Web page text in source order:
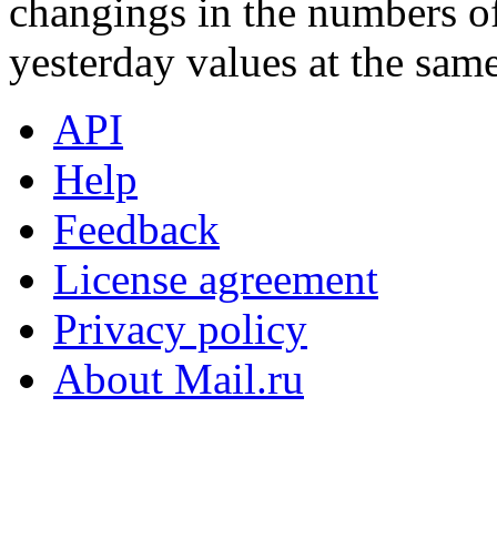
changings in the numbers
yesterday values at the
API
Help
Feedback
License agreement
Privacy policy
About Mail.ru